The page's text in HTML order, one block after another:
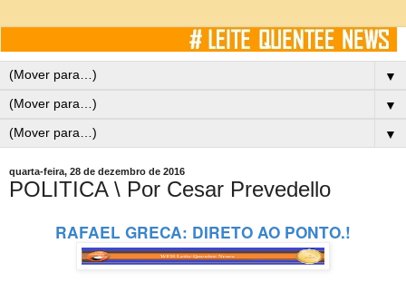
▼
▼
▼
quarta-feira, 28 de dezembro de 2016
POLITICA \ Por Cesar Prevedello
RAFAEL GRECA: DIRETO AO PONTO.!